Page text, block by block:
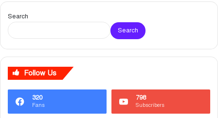
Search
Search
Follow Us
320
Fans
798
Subscribers